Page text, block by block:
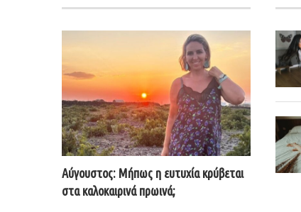
Αύγουστος: Μήπως η ευτυχία κρύβεται
στα καλοκαιρινά πρωινά;